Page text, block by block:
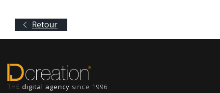
Retour
THE digital agency since 1996